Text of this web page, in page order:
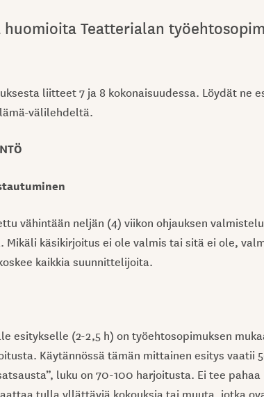
huomioita Teatterialan
liitteet 7 ja 8 kokonaisuudessa. Löydät ne
välilehdeltä.
vähintään neljän (4) viikon ohjauksen
Mikäli käsikirjoitus ei ole valmis tai sitä ei ole,
kaikkia suunnittelijoita.
esitykselle (2-2,5 h) on työehtosopimuksen
Käytännössä tämän mittainen esitys vaatii
luku on 70-100 harjoitusta. Ei tee
tulla yllättäviä kokouksia tai muuta, jotka